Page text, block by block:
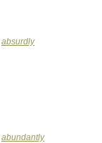
absurdly
abundantly